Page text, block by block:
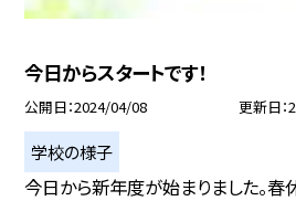
今日からスタートです！
公開日 2024/04/08 更新日
学校の様子
今日から新年度が始まりました。春